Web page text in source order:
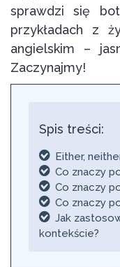
sprawdzi się
przykładach z
angielskim –
Zaczynajmy!
Spis treści:
Either,
Co znaczy
Co znaczy
Co znaczy
Jak
kontekście?